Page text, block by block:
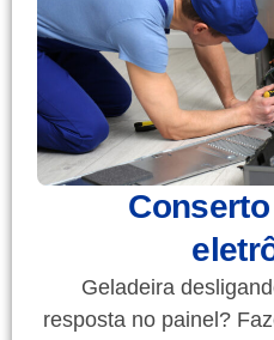
Geladeira
resposta no painel?